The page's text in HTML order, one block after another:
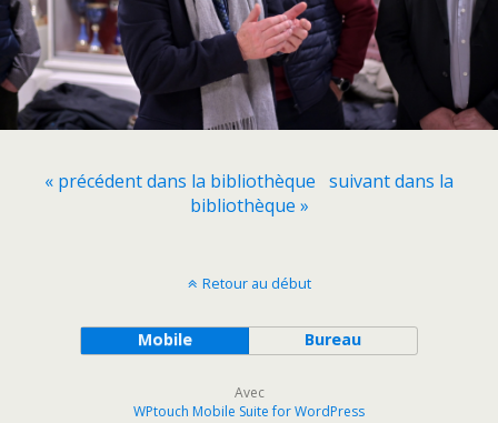
« précédent dans la bibliothèque suivant dans la
bibliothèque »
Retour au début
Mobile Bureau
Avec
WPtouch Mobile Suite for WordPress